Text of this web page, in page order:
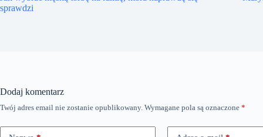
sprawdzi
Dodaj komentarz
Twój adres email nie zostanie opublikowany. Wymagane pola są oznaczone *